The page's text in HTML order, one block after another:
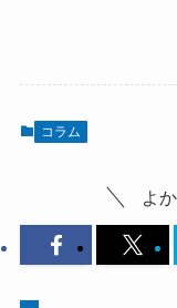
コラム
よ